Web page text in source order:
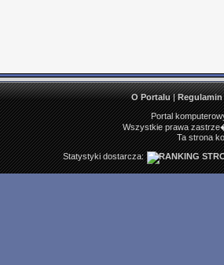
O Portalu|Regulamin
Portal
Wszystkie prawa
Ta strona
Statystyki dostarcza: